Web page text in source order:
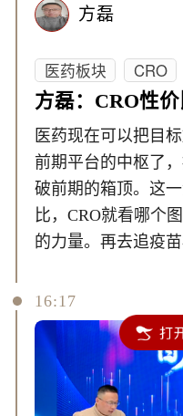
方磊
医药板块 CRO
方磊：CRO性价
医药现在可以把目
前期平台的中枢了
破前期的箱顶。这
比，CRO就看哪个
的力量。再去追疫
16:17